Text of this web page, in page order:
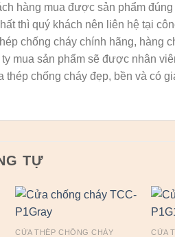
hàng mua được sản phẩm
thì quý khách nên liên hệ tại
chống cháy chính hãng, hàng
mua sản phẩm sẽ được nhân
thép chống cháy đẹp, bền và có
TỰ
CỬA THÉP CHỐNG CHÁY CỬA